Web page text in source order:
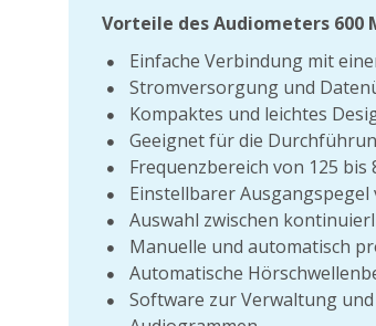
Vorteile des Audiometers 600
Einfache Verbindung mit
Stromversorgung und
Kompaktes und leichtes
Geeignet für die
Frequenzbereich von 125 bis
Einstellbarer Ausgangspegel
Auswahl zwischen
Manuelle und automatisch
Automatische
Software zur Verwaltung